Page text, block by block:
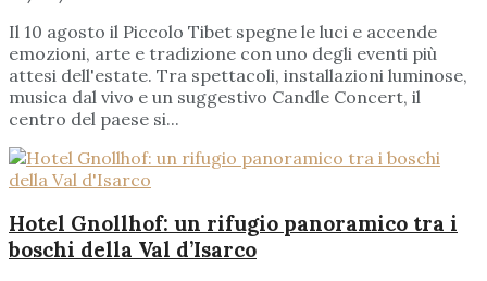
Il 10 agosto il Piccolo Tibet spegne le luci e accende
emozioni, arte e tradizione con uno degli eventi più
attesi dell'estate. Tra spettacoli, installazioni luminose,
musica dal vivo e un suggestivo Candle Concert, il
centro del paese si...
Hotel Gnollhof: un rifugio panoramico tra i
boschi della Val d’Isarco